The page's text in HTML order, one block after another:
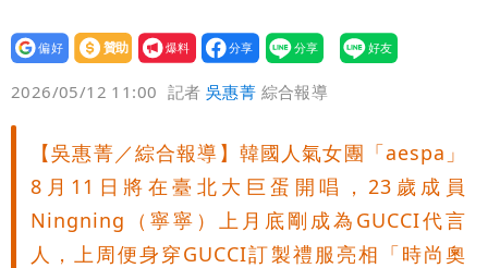
設為
贊助
我要
爆料
2026/05/12 11:00 記者吳惠菁 綜合報導
【吳惠菁／綜合報導】韓國人氣女團「aespa」
8月11日將在臺北大巨蛋開唱，23歲成員
Ningning（寧寧）上月底剛成為GUCCI代言
人，上周便身穿GUCCI訂製禮服亮相「時尚奧